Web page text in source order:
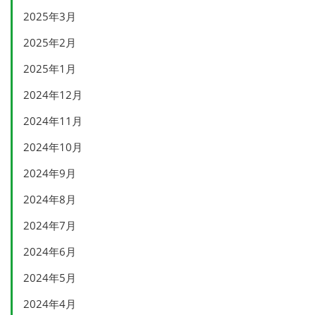
2025年3月
2025年2月
2025年1月
2024年12月
2024年11月
2024年10月
2024年9月
2024年8月
2024年7月
2024年6月
2024年5月
2024年4月